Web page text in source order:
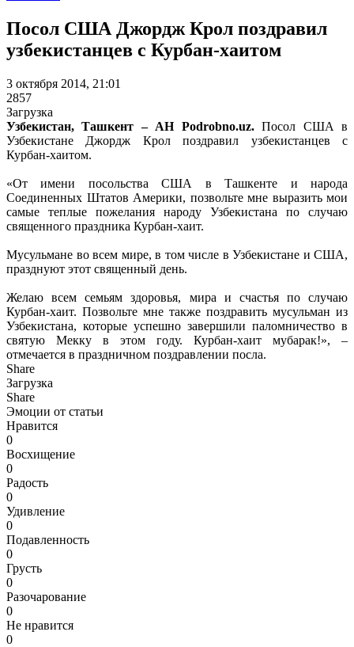
Посол США Джордж Крол поздравил
узбекистанцев с Курбан-хаитом
3 октября 2014, 21:01
2857
Загрузка
Узбекистан, Ташкент – АН Podrobno.uz.Посол США в
Узбекистане Джордж Крол поздравил узбекистанцев с
Курбан-хаитом.
«От имени посольства США в Ташкенте и народа
Соединенных Штатов Америки, позвольте мне выразить мои
самые теплые пожелания народу Узбекистана по случаю
священного праздника Курбан-хаит.
Мусульмане во всем мире, в том числе в Узбекистане и США,
празднуют этот священный день.
Желаю всем семьям здоровья, мира и счастья по случаю
Курбан-хаит. Позвольте мне также поздравить мусульман из
Узбекистана, которые успешно завершили паломничество в
святую Мекку в этом году. Курбан-хаит мубарак!», –
отмечается в праздничном поздравлении посла.
Share
Загрузка
Share
Эмоции от статьи
Нравится
0
Восхищение
0
Радость
0
Удивление
0
Подавленность
0
Грусть
0
Разочарование
0
Не нравится
0